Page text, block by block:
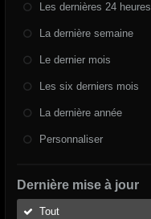
Les dernières 24 heures
La dernière semaine
Le dernier mois
Les six derniers mois
La dernière année
Personnaliser
Dernière mise à jour
Tout